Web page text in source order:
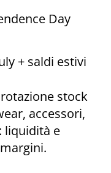
Day
+ saldi estivi
stock
accessori,
liquidità e